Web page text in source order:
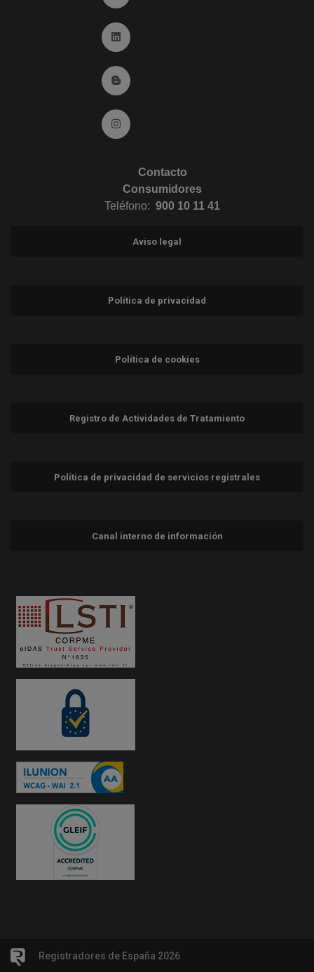
Ir a Linkedin (abre en ventana nueva)
Ir al Blog (abre en ventana nueva)
Ir a Instagram (abre en ventana nueva)
Contacto
Consumidores
Teléfono: 900 10 11 41
Aviso legal
Política de privacidad
Política de cookies
Registro de Actividades de Tratamiento
Política de privacidad de servicios registrales
Canal interno de información
Registradores de España 2026